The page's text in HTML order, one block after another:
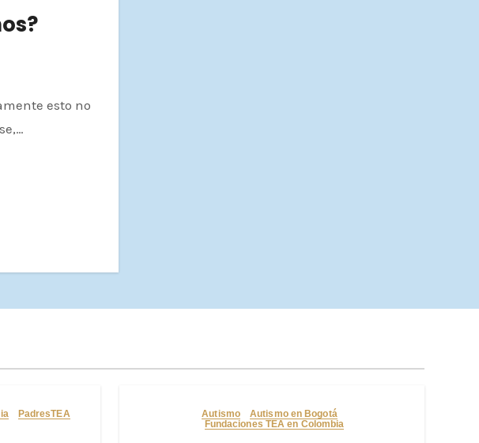
PadresTEA
Autismo
Autismo en Bogotá
Fundaciones TEA en Colombia